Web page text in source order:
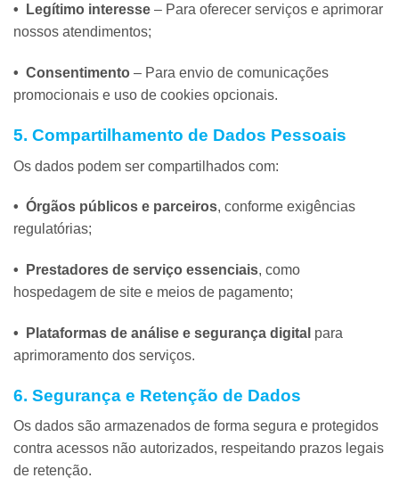
• Legítimo interesse – Para oferecer serviços e aprimorar
nossos atendimentos;
• Consentimento – Para envio de comunicações
promocionais e uso de cookies opcionais.
5. Compartilhamento de Dados Pessoais
Os dados podem ser compartilhados com:
• Órgãos públicos e parceiros, conforme exigências
regulatórias;
• Prestadores de serviço essenciais, como
hospedagem de site e meios de pagamento;
• Plataformas de análise e segurança digital para
aprimoramento dos serviços.
6. Segurança e Retenção de Dados
Os dados são armazenados de forma segura e protegidos
contra acessos não autorizados, respeitando prazos legais
de retenção.